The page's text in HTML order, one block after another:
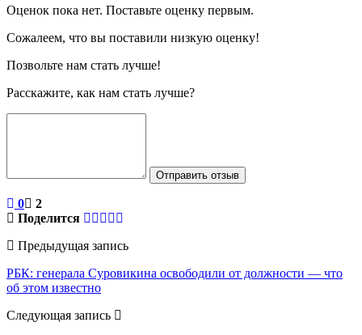
Оценок пока нет. Поставьте оценку первым.
Сожалеем, что вы поставили низкую оценку!
Позвольте нам стать лучше!
Расскажите, как нам стать лучше?
Отправить отзыв
0
2
Поделится
Предыдущая запись
РБК: генерала Суровикина освободили от должности — что
об этом известно
Следующая запись